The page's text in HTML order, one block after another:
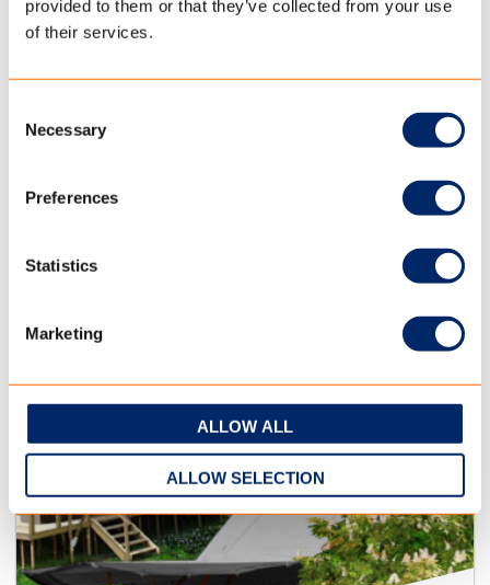
provided to them or that they’ve collected from your use
of their services.
Selection
Necessary
Preferences
Statistics
Marketing
ALLOW ALL
ALLOW SELECTION
FALTWOHNWAGEN
spezielles Gewebe von TenCate Outdoor Fabrics, denn es